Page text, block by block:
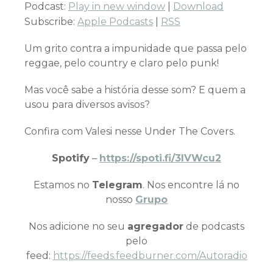
Podcast: Play in new window
Download
Subscribe: Apple Podcasts RSS
Um grito contra a impunidade que passa pelo
reggae, pelo country e claro pelo punk!
Mas você sabe a história desse som? E quem a
usou para diversos avisos?
Confira com Valesi nesse Under The Covers.
Spotify – https://spoti.fi/3IVWcu2
Estamos no Telegram. Nos encontre lá no
nosso Grupo
Nos adicione no seu agregador de podcasts
pelo
feed: https://feeds.feedburner.com/Autoradio